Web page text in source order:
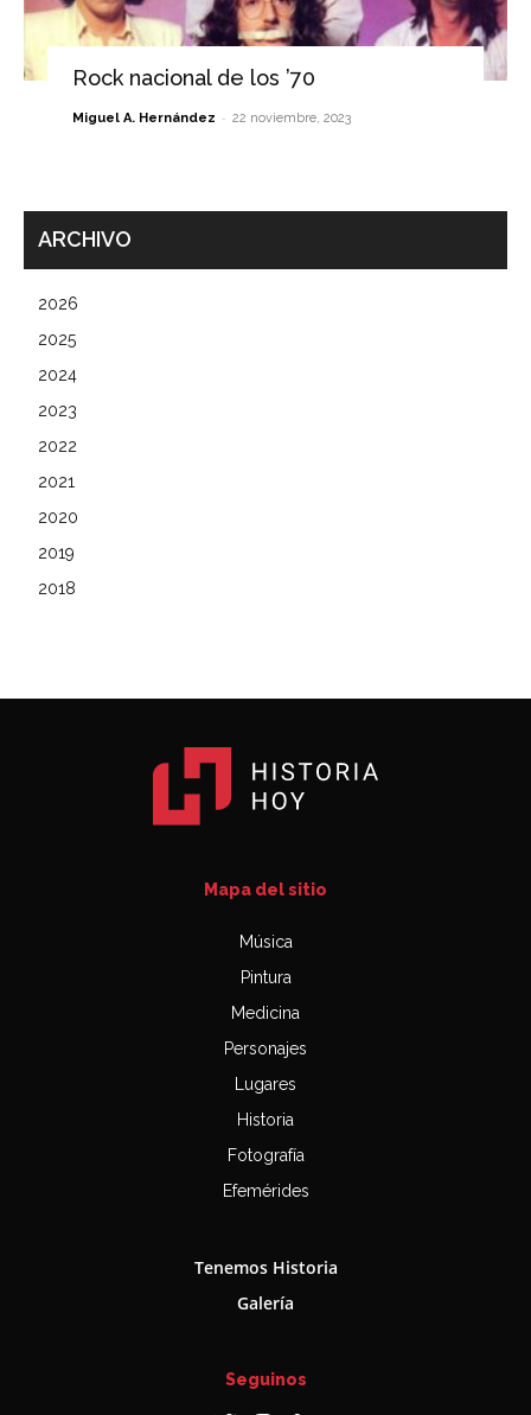
Rock nacional de los ’70
Miguel A. Hernández - 22 noviembre, 2023
ARCHIVO
2026
2025
2024
2023
2022
2021
2020
2019
2018
Mapa del sitio
Música
Pintura
Medicina
Personajes
Lugares
Historia
Fotografía
Efemérides
Tenemos Historia
Galería
Seguinos